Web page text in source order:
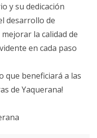
y su dedicación
desarrollo de
la calidad de
en cada paso
que beneficiará a las
de Yaquerana!